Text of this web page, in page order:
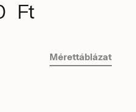
Ft
Mérettáblázat